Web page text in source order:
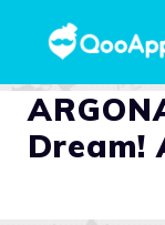
Dream!